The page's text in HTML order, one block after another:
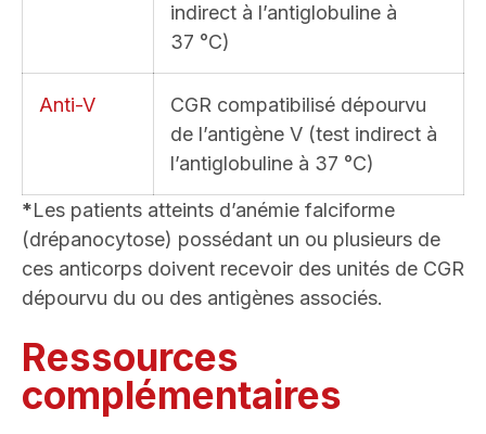
indirect à l’antiglobuline à
37 °C)
Anti-V
CGR compatibilisé dépourvu
de l’antigène V (test indirect à
l’antiglobuline à 37 °C)
*Les patients atteints d’anémie falciforme
(drépanocytose) possédant un ou plusieurs de
ces anticorps doivent recevoir des unités de CGR
dépourvu du ou des antigènes associés.
Ressources
complémentaires